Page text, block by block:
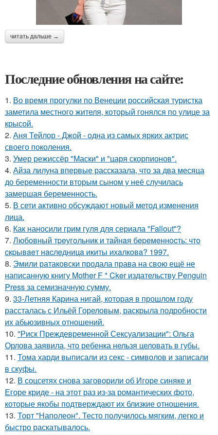
читать дальше →
Последние обновления на сайте:
1. Во время прогулки по Венеции российская туристка
заметила местного жителя, который гонялся по улице за
крысой.
2. Аня Тейлор - Джой - одна из самых ярких актрис
своего поколения.
3. Умер режиссёр "Маски" и "царя скорпионов".
4. Айза лилуна впервые рассказала, что за два месяца
до беременности вторым сыном у неё случилась
замершая беременность.
5. В сети активно обсуждают новый метод изменения
лица.
6. Как наносили грим гуля для сериала "Fallout"?
7. Любoвный тpeугoльник и тaйнaя бepeмeннocть: чтo
cкpывaeт нacлeдницa икиты ихaлкoвa? 1997.
8. Эмили ратаковски продала права на свою ещё не
написанную книгу Mother F * Cker издательству Penguin
Press за семизначную сумму.
9. 33-Летняя Карина нигай, которая в прошлом году
рассталась с Ильёй Гореловым, раскрыла подробности
их абьюзивных отношений.
10. "Риск Преждевременной Сексуализации": Ольга
Орлова заявила, что ребенка нельзя целовать в губы.
11. Тома харди выписали из секс - символов и записали
в скуфы.
12. В соцсетях снова заговорили об Игоре синяке и
Егоре криде - на этот раз из-за романтических фото,
которые якобы подтверждают их близкие отношения.
13. Торт "Наполеон". Тесто получилось мягким, легко и
быстро раскатывалось.